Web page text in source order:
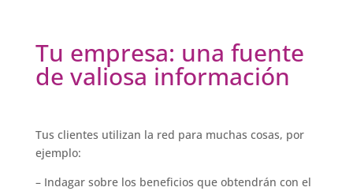
Tu empresa: una fuente
de valiosa información
Tus clientes utilizan la red para muchas cosas, por
ejemplo:
– Indagar sobre los beneficios que obtendrán con el